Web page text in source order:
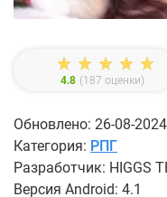
4.8 (187 оценки)
Обновлено: 26-08-
Категория: РПГ
Разработчик: HIGGS
Версия Android: 4.1